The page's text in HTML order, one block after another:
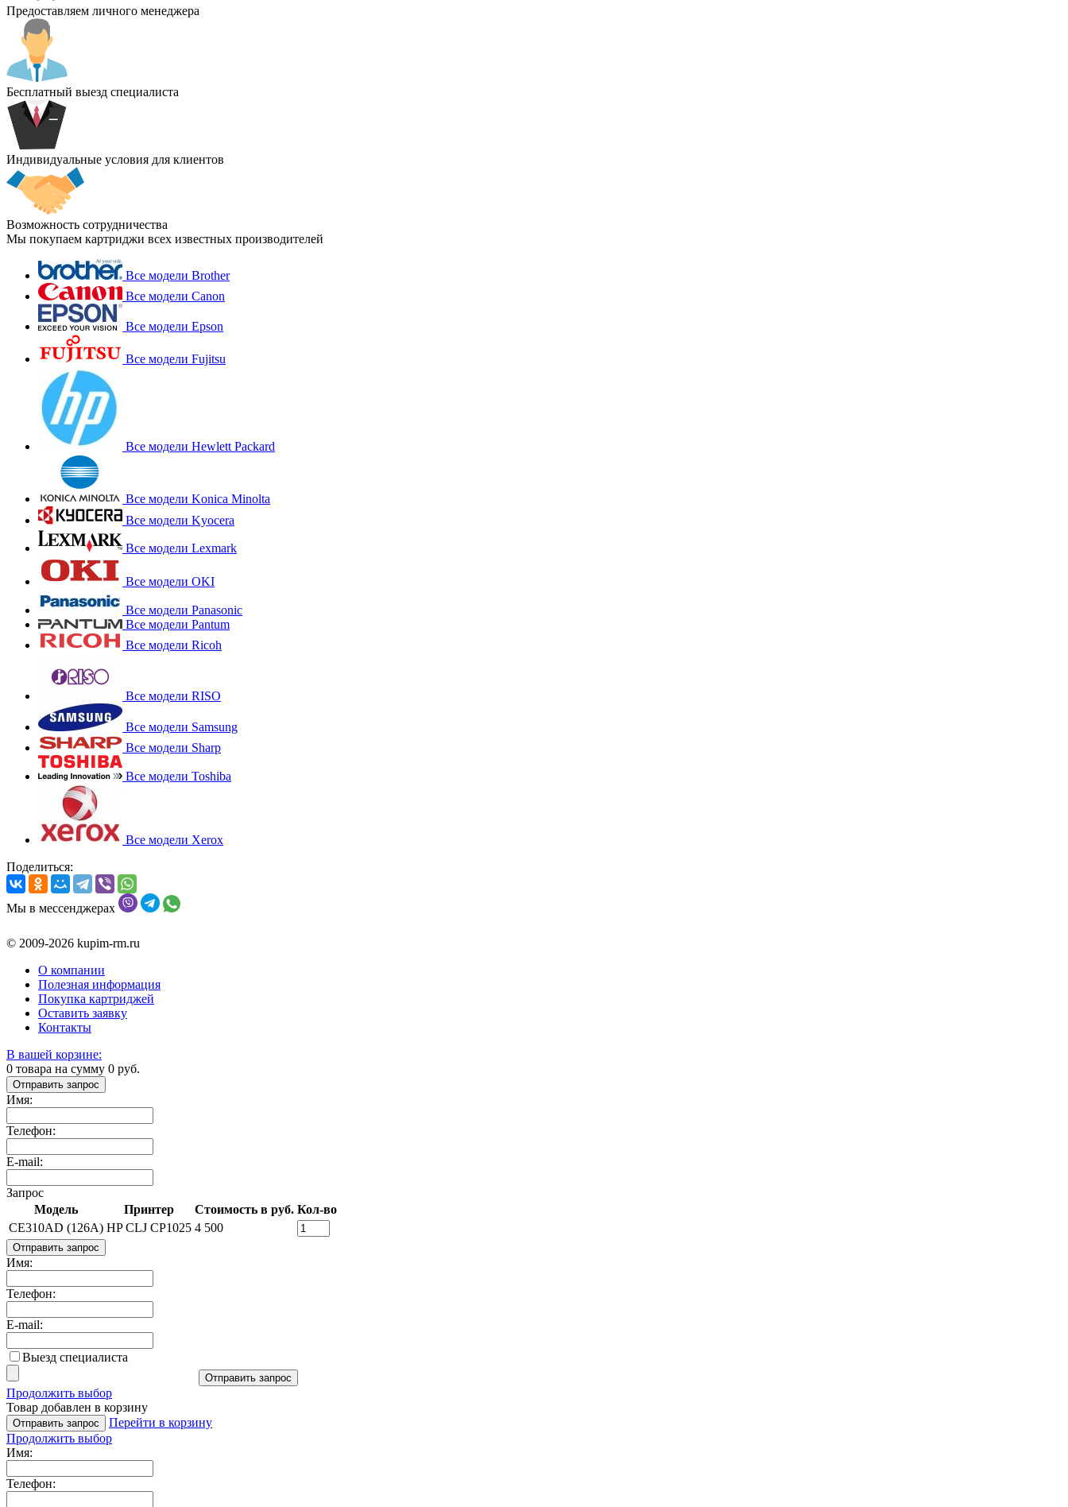
Предоставляем личного менеджера
Бесплатный выезд специалиста
Индивидуальные условия для клиентов
Возможность сотрудничества
Мы покупаем картриджи всех известных производителей
Все модели Brother
Все модели Canon
Все модели Epson
Все модели Fujitsu
Все модели Hewlett Packard
Все модели Konica Minolta
Все модели Kyocera
Все модели Lexmark
Все модели OKI
Все модели Panasonic
Все модели Pantum
Все модели Ricoh
Все модели RISO
Все модели Samsung
Все модели Sharp
Все модели Toshiba
Все модели Xerox
Поделиться:
Мы в мессенджерах
© 2009-2026 kupim-rm.ru
О компании
Полезная информация
Покупка картриджей
Оставить заявку
Контакты
В вашей корзине:
0 товара на сумму 0 руб.
Отправить запрос
Имя:
Телефон:
E-mail:
Запрос
Модель
Принтер Стоимость в руб. Кол-во
CE310AD (126A) HP CLJ CP1025 4 500
Отправить запрос
Имя:
Телефон:
E-mail:
Выезд специалиста
Отправить запрос
Продолжить выбор
Товар добавлен в корзину
Отправить запрос
Перейти в корзину
Продолжить выбор
Имя:
Телефон: